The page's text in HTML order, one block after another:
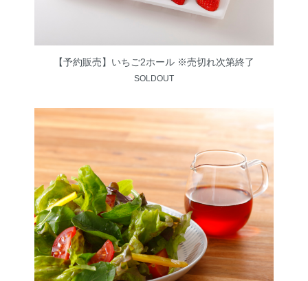
【予約販売】いちご2ホール ※売切れ次第終了
SOLDOUT